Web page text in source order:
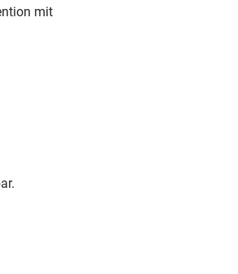
mit